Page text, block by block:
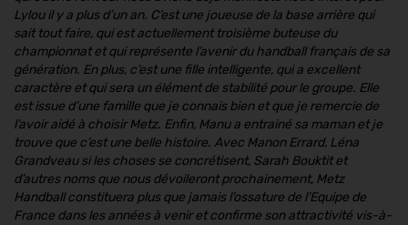
Lylou il y a plus d’un an. C’est une joueuse de la base arrière qui
sait tout faire, qui est actuellement troisième buteuse du
championnat et qui représente l’avenir du handball français de sa
génération. En plus, c’est une fille intelligente, qui a excellent
caractère et qui sera un élément de stabilité pour le groupe. Elle
est issue d’une famille que je connais bien et que je remercie de
l’avoir aidé à choisir Metz. Enfin, Manu a entrainé sa maman et je
trouve que c’est une belle histoire. Avec Manon Errard, Léna
Grandveau si les choses se concrétisent, Sarah Bouktit et
d’autres noms que nous dévoileront prochainement, Metz
Handball constituera plus que jamais l’ossature de l’Equipe de
France dans les années à venir et confirme son attractivité vis-à-